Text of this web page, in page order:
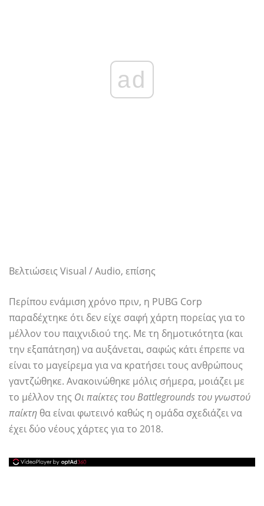
ad
Βελτιώσεις Visual / Audio, επίσης
Περίπου ενάμιση χρόνο πριν, η PUBG Corp
παραδέχτηκε ότι δεν είχε σαφή χάρτη πορείας για το
μέλλον του παιχνιδιού της. Με τη δημοτικότητα (και
την εξαπάτηση) να αυξάνεται, σαφώς κάτι έπρεπε να
είναι το μαγείρεμα για να κρατήσει τους ανθρώπους
γαντζώθηκε. Ανακοινώθηκε μόλις σήμερα, μοιάζει με
το μέλλον της Οι παίκτες του Battlegrounds του γνωστού
παίκτη θα είναι φωτεινό καθώς η ομάδα σχεδιάζει να
έχει δύο νέους χάρτες για το 2018.